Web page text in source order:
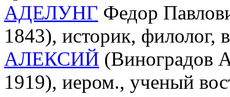
АДЕЛУНГ Федор
1843), историк, филолог,
АЛЕКСИЙ (Виноградов
1919), иером., ученый